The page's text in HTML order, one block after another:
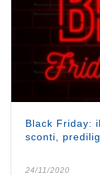
Black Friday:
sconti,
24/11/2020